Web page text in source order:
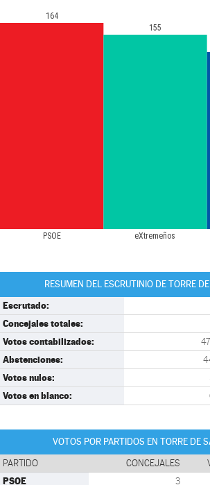
PSOE eXtremeños
164
155
RESUMEN DEL ESCRUTINIO DE TORRE
Escrutado:
Concejales totales:
Votos contabilizados:
Abstenciones:
Votos nulos:
Votos en blanco:
VOTOS POR PARTIDOS EN TORRE DE
PARTIDO CONCEJALES
PSOE 3